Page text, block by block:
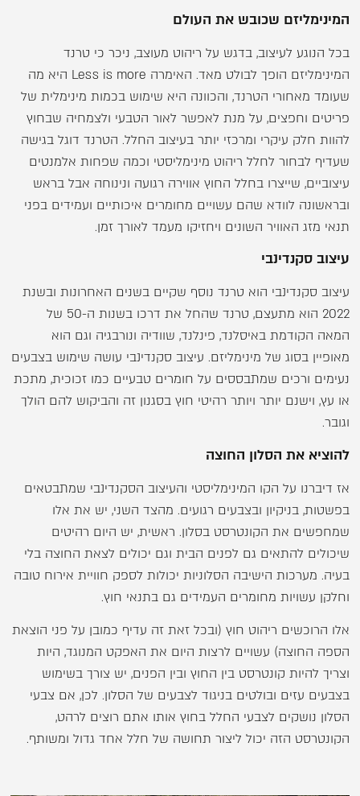
המינימליזם שכובש את העולם
בכל הנוגע לעיצוב, בדגש על ריהוט מעוצב, ניכר כי טרנד
המינימליזם הופך לבולט מאד. האימרה Less is more היא מה
שעומד מאחורי הטרנד, והכוונה היא שימוש בכמות מינימלית של
פריטים וחפצים, על מנת לאפשר לאור הטבעי ולצמחיה שבחוץ
להוות חלק עיקרי ומרכזי יותר בעיצוב החלל. הטרנד דוגל בגישה
שעדיף לבחור לחלל ריהוט מינימליסטי וכמה שפחות אלמנטים
עיצוביים, שייצרו בחלל החוץ אווירה רגועה ונינוחה אבל בראש
ובראשונה לוודא שהם עשויים מחומרים איכותיים ועמידים בפני
תנאי מזג האוויר השונים ויחזיקו מעמד לאורך זמן.
עיצוב סקנדינבי
עיצוב סקנדינבי הוא טרנד נוסף שקיים בשנים האחרונות ובשנת
2022 הוא מתעצם, טרנד שהחל את דרכו בשנות ה-50 של
המאה הקודמת באיסלנד, פינלנד, שוודיה ונורבגיה וגם הוא
מאופיין בסוג של מינימליזם. עיצוב סקנדינבי עושה שימוש בצבעים
נעימים ורכים שמתבססים על חומרים טבעיים כמו זכוכית, מתכת
או עץ, וישנם יותר ויותר רהיטי חוץ בסגנון זה והביקוש להם הולך
וגובר.
להוציא את הסלון החוצה
אז דיברנו על הקו המינימליסטי והעיצוב הסקנדינבי שמתבטאים
בפשטות, בניקיון ובצבעים רגועים. מהצד השני, יש את אלו
שמחפשים את הקונטרסט בסלון. ראשית, יש היום רהיטים
שיכולים להתאים גם לפנים הבית וגם יכולים לצאת החוצה בלי
בעיה. מערכות הישיבה הסלוניות יכולות לספק חוויית אירוח טובה
וחלקן עשויות מחומרים העמידים גם בתנאי חוץ.
אלו הרוכשים ריהוט חוץ (ובכל זאת זה עדיף כמובן על פני הוצאת
הספה החוצה) עשויים לרצות היום את האפקט המנוגד, היות
וצריך להיות קונטרסט בין החוץ ובין הפנים, יש צורך בשימוש
בצבעים עזים ובולטים בניגוד לצבעים של הסלון. לכן, אם צבעי
הסלון נושקים לצבעי החלל בחוץ אותו אתם רוצים לרהט,
הקונטרסט הזה יכול ליצור תחושה של חלל אחד גדול ומשותף.